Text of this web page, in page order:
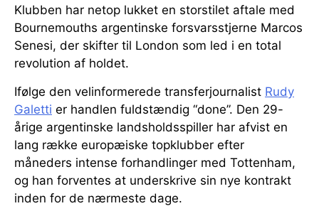
Klubben har netop lukket en storstilet aftale med
Bournemouths argentinske forsvarsstjerne Marcos
Senesi, der skifter til London som led i en total
revolution af holdet.
Ifølge den velinformerede transferjournalist Rudy
Galetti er handlen fuldstændig “done”. Den 29-
årige argentinske landsholdsspiller har afvist en
lang række europæiske topklubber efter
måneders intense forhandlinger med Tottenham,
og han forventes at underskrive sin nye kontrakt
inden for de nærmeste dage.